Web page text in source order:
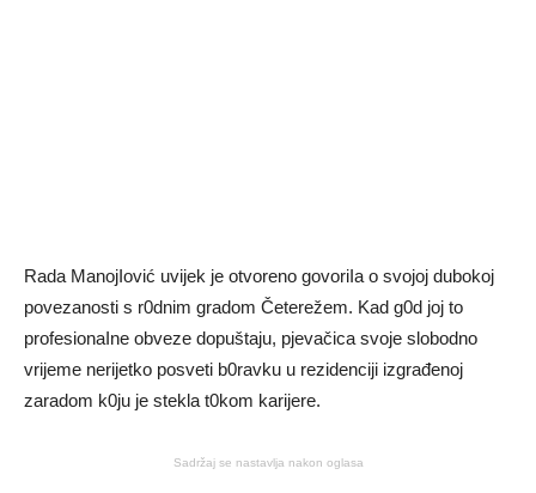
Rada ManojIović uvijek je otvoreno govoriIa o svojoj dubokoj
povezanosti s r0dnim gradom Četerežem. Kad g0d joj to
profesionaIne obveze dopuštaju, pjevačica svoje slobodno
vrijeme nerijetko posveti b0ravku u rezidenciji izgrađenoj
zaradom k0ju je stekla t0kom karijere.
Sadržaj se nastavlja nakon oglasa